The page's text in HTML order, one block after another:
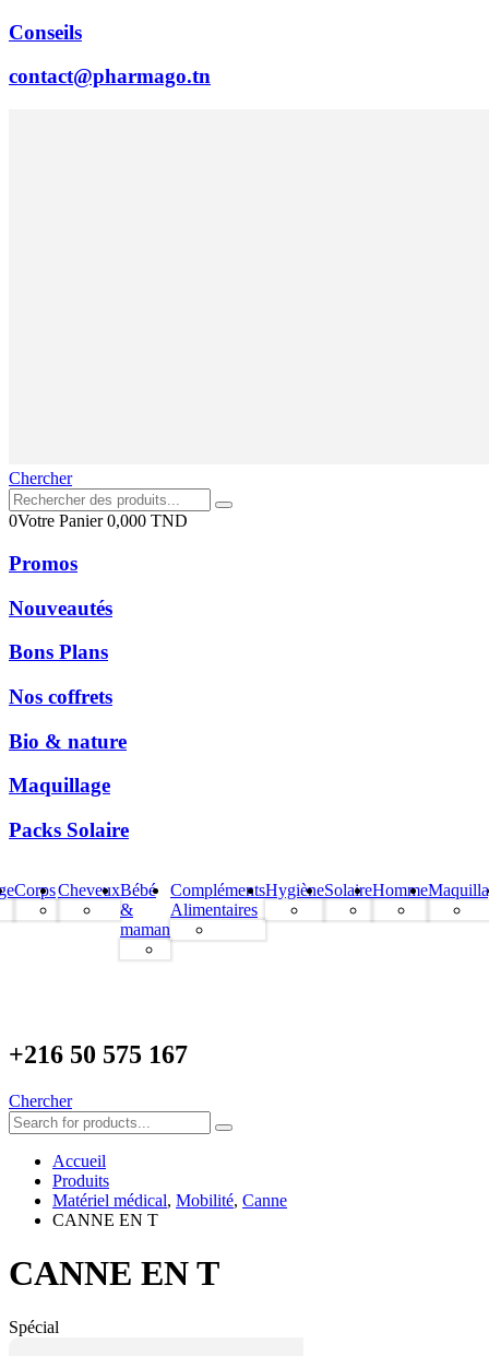
Conseils
contact@pharmago.tn
Chercher
0Votre Panier0,000 TND
Promos
Nouveautés
Bons Plans
Nos coffrets
Bio & nature
Maquillage
Packs Solaire
CorpsCheveuxBébé
&
maman
Compléments
Alimentaires
HygièneSolaireHomme
+216 50 575 167
Chercher
Accueil
Produits
Matériel médical, Mobilité, Canne
CANNE EN T
CANNE EN T
Spécial